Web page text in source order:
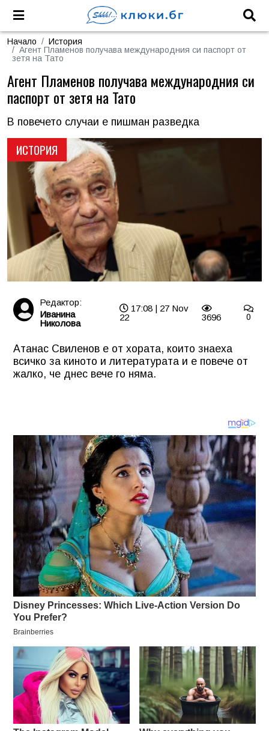
Начало
История
Агент Пламенов получава международния си паспорт от
зетя на Тато
ИСТОРИЯ
Агент Пламенов получава международния си
паспорт от зетя на Тато
В повечето случаи е пишман разведка
Редактор:
Иванина
Николова
17:08 | 27 Nov
22
3696 0
Атанас Свиленов е от хората, които знаеха
всичко за киното и литературата и е повече от
жалко, че днес вече го няма.